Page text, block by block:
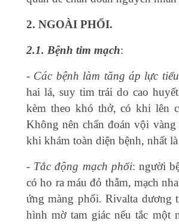
2. NGOÀI PHỔI.
2.1. Bệnh tim mạch:
- Các bệnh làm tăng áp lực
hai lá, suy tim trái do cao
kèm theo khó thở, có khi lên
Không nên chẩn đoán vội
khi khám toàn diện bệnh, nhất
- Tắc động mạch phổi: người
có ho ra máu đỏ thẫm, mạch
ứng màng phổi. Rivalta dương
hình mờ tam giác nếu tắc một